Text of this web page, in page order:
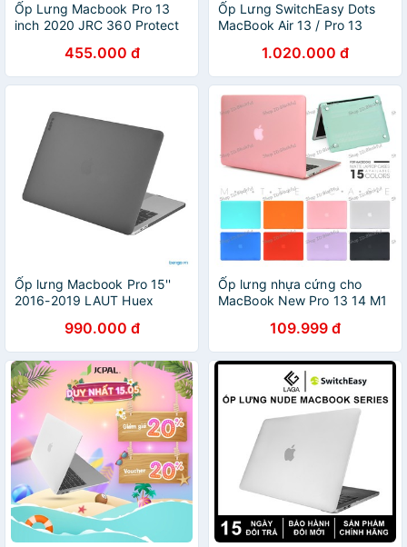
Ốp Lưng Macbook Pro 13
inch 2020 JRC 360 Protect
455.000 đ
Ốp Lưng SwitchEasy Dots
MacBook Air 13 / Pro 13
1.020.000 đ
Ốp lưng Macbook Pro 15''
2016-2019 LAUT Huex
990.000 đ
Ốp lưng nhựa cứng cho
MacBook New Pro 13 14 M1
13 15 inch MacBook Pro 16
109.999 đ